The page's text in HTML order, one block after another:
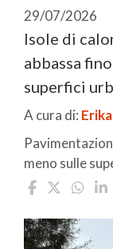
29/07/2026
Isole di
abbassa
superfici
A cura di:
meno sulle